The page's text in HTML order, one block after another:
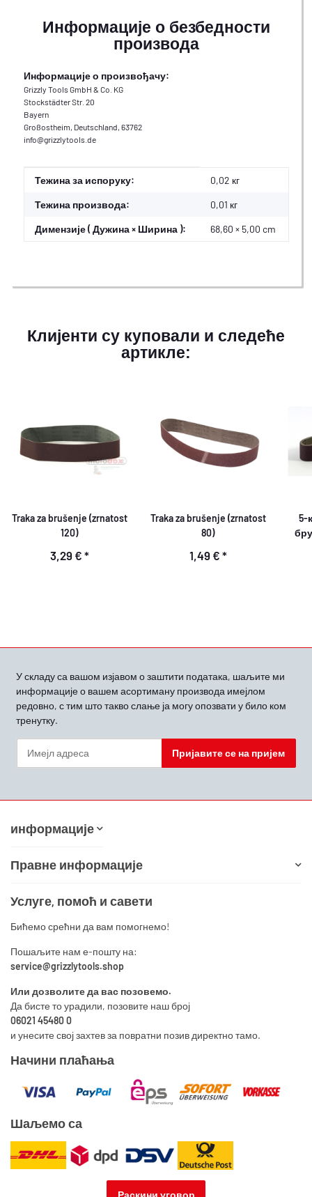
Информације о безбедности
производа
Информације о произвођачу:
Grizzly Tools GmbH & Co. KG
Stockstädter Str. 20
Bayern
Großostheim, Deutschland, 63762
info@grizzlytools.de
#productDetails.itemInformation#
#productDetails.itemValue#
Тежина за испоруку: 0,02 кг
Тежина производа: 0,01 кг
Димензије ( Дужина × Ширина ): 68,60 × 5,00 cm
Клијенти су куповали и следеће
артикле:
Traka za brušenje (zrnatost
120)
3,29 € *
Traka za brušenje (zrnatost
80)
1,49 € *
5-
У складу са вашом изјавом о заштити података, шаљите ми
информације о вашем асортиману производа имејлом
редовно, с тим што такво слање ја могу опозвати у било ком
тренутку.
Пријавите се на пријем
информације
Правне информације
Услуге, помоћ и савети
Бићемо срећни да вам помогнемо!
Пошаљите нам е-пошту на:
service@grizzlytools.shop
Или дозволите да вас позовемо.
Да бисте то урадили, позовите наш број
06021 45480 0
и унесите свој захтев за повратни позив директно тамо.
Начини плаћања
Шаљемо са
Раскини уговор